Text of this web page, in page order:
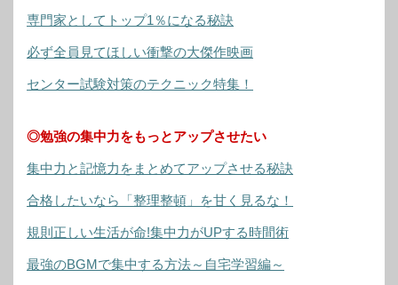
専門家としてトップ1％になる秘訣
必ず全員見てほしい衝撃の大傑作映画
センター試験対策のテクニック特集！
◎勉強の集中力をもっとアップさせたい
集中力と記憶力をまとめてアップさせる秘訣
合格したいなら「整理整頓」を甘く見るな！
規則正しい生活が命!集中力がUPする時間術
最強のBGMで集中する方法～自宅学習編～